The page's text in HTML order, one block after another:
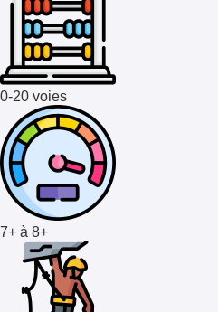
0-20 voies
7+ à 8+